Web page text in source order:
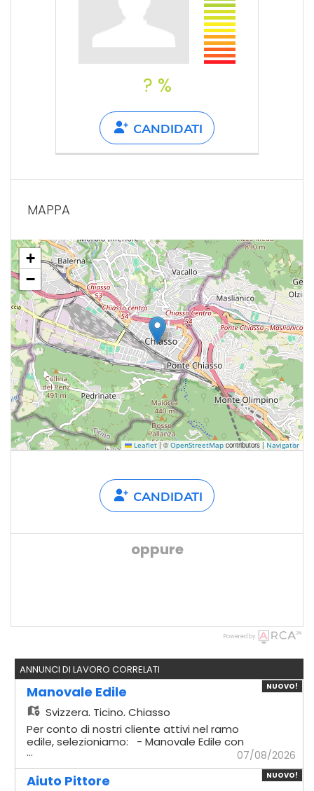
? %
CANDIDATI
MAPPA
+
−
Leaflet |©OpenStreetMapcontributors |Navigator
CANDIDATI
oppure
Powered by
ANNUNCI DI LAVORO CORRELATI
NUOVO!
Manovale Edile
Svizzera, Ticino, Chiasso
Per conto di nostri cliente attivi nel ramo
edile, selezioniamo: - Manovale Edile con
esperienza Mansionario - Logistica
materiali: Gestione
dell'approvvigionamento e del trasporto
... 07/08/2026
NUOVO!
Aiuto Pittore